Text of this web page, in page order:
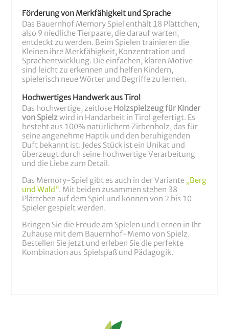
Förderung von Merkfähigkeit und Sprache
Das Bauernhof Memory Spiel enthält 18 Plättchen,
also 9 niedliche Tierpaare, die darauf warten,
entdeckt zu werden. Beim Spielen trainieren die
Kleinen ihre Merkfähigkeit, Konzentration und
Sprachentwicklung. Die einfachen, klaren Motive
sind leicht zu erkennen und helfen Kindern,
spielerisch neue Wörter und Begriffe zu lernen.
Hochwertiges Handwerk aus Tirol
Das hochwertige, zeitlose Holzspielzeug für Kinder
von Spielzwird in Handarbeit in Tirol gefertigt. Es
besteht aus 100% natürlichem Zirbenholz, das für
seine angenehme Haptik und den beruhigenden
Duft bekannt ist. Jedes Stück ist ein Unikat und
überzeugt durch seine hochwertige Verarbeitung
und die Liebe zum Detail.
Das Memory-Spiel gibt es auch in der Variante „Berg
und Wald“. Mit beiden zusammen stehen 38
Plättchen auf dem Spiel und können von 2 bis 10
Spieler gespielt werden.
Bringen Sie die Freude am Spielen und Lernen in Ihr
Zuhause mit dem Bauernhof-Memo von Spielz.
Bestellen Sie jetzt und erleben Sie die perfekte
Kombination aus Spielspaß und Pädagogik.